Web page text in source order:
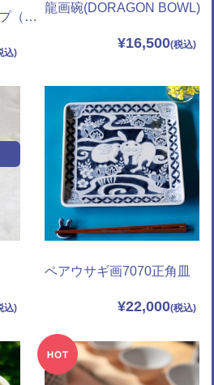
干支シリーズ マグカップ（午年）
龍画碗(DORAGON BOWL)
¥16,500
ペアウサギ画7070正角皿
¥22,000